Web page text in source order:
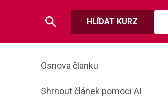
HLÍDAT KURZ
Osnova článku
Shrnout článek pomoci AI